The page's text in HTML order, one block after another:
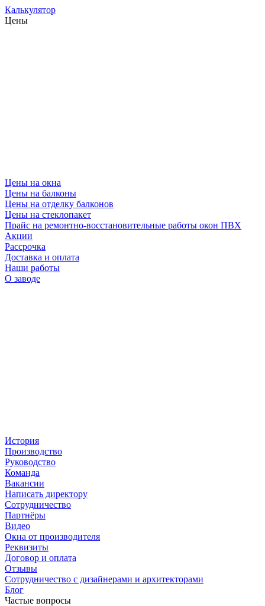
Калькулятор
Цены
Цены на окна
Цены на балконы
Цены на отделку балконов
Цены на стеклопакет
Прайс на ремонтно-восстановительные работы окон ПВХ
Акции
Рассрочка
Доставка и оплата
Наши работы
О заводе
История
Производство
Руководство
Команда
Вакансии
Написать директору
Сотрудничество
Партнёры
Видео
Окна от производителя
Реквизиты
Договор и оплата
Отзывы
Сотрудничество с дизайнерами и архитекторами
Блог
Частые вопросы